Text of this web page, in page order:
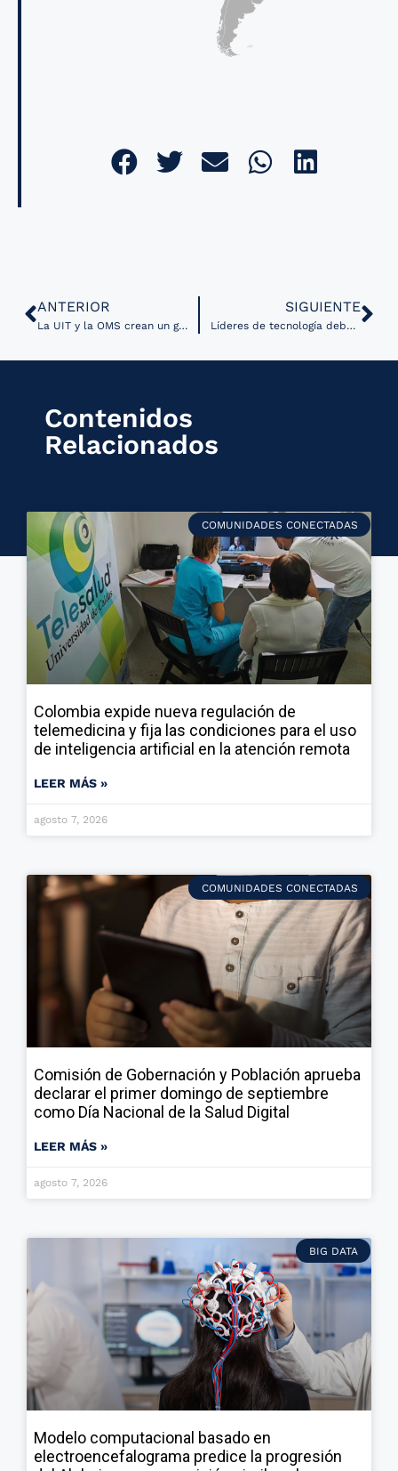
ANTERIOR
La UIT y la OMS crean un grupo focal denominado ‘Artificial Intelligence for Health’
SIGUIENTE
Líderes de tecnología debaten sobre el enfoque del NHS del Reino Unido en TIC
Contenidos
Relacionados
COMUNIDADES CONECTADAS
Colombia expide nueva regulación de
telemedicina y fija las condiciones para el uso
de inteligencia artificial en la atención remota
LEER MÁS »
agosto 7, 2026
COMUNIDADES CONECTADAS
Comisión de Gobernación y Población aprueba
declarar el primer domingo de septiembre
como Día Nacional de la Salud Digital
LEER MÁS »
agosto 7, 2026
BIG DATA
Modelo computacional basado en
electroencefalograma predice la progresión